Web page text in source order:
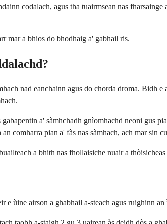
codalach, agus tha tuairmsean nas
mar a bhios do bhodhaig a' gabhail ris.
nad eanchainn agus do chorda droma. Bidh
a' sàmhchadh gnìomhachd neoni gus
comharra pian a' fàs nas sàmhach, ach mar sin
a bhith nas fhollaisiche nuair a
ùine airson a ghabhail a-steach agus ruighinn